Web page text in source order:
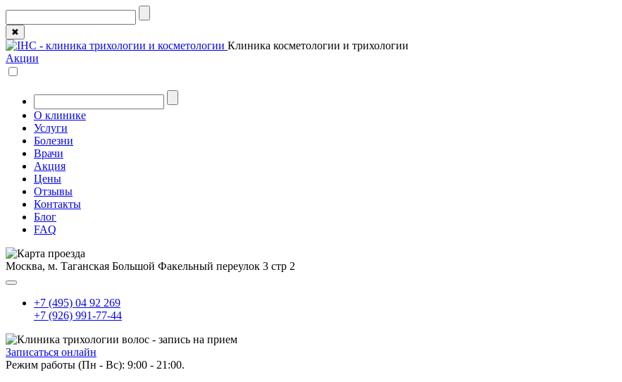
✖
Клиника косметологии и трихологии
Акции
О клинике
Услуги
Болезни
Врачи
Акция
Цены
Отзывы
Контакты
Блог
FAQ
Москва, м. Таганская Большой Факельный переулок 3 стр 2
+7 (495) 04 92 269
+7 (926) 991-77-44
Записаться онлайн
Режим работы (Пн - Вс): 9:00 - 21:00.